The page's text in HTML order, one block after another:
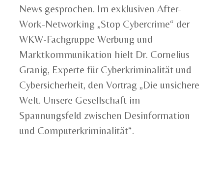
News gesprochen. Im exklusiven After-
Work-Networking „Stop Cybercrime“ der
WKW-Fachgruppe Werbung und
Marktkommunikation hielt Dr. Cornelius
Granig, Experte für Cyberkriminalität und
Cybersicherheit, den Vortrag „Die unsichere
Welt. Unsere Gesellschaft im
Spannungsfeld zwischen Desinformation
und Computerkriminalität“.